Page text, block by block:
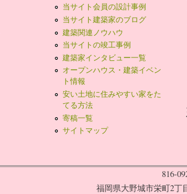
当サイト会員の設計事例
当サイト建築家のブログ
建築関連ノウハウ
当サイトの竣工事例
建築家インタビュー一覧
オープンハウス・建築イベン
ト情報
安い土地に住みやすい家をた
てる方法
寄稿一覧
サイトマップ
816-
福岡県大野城市栄町2